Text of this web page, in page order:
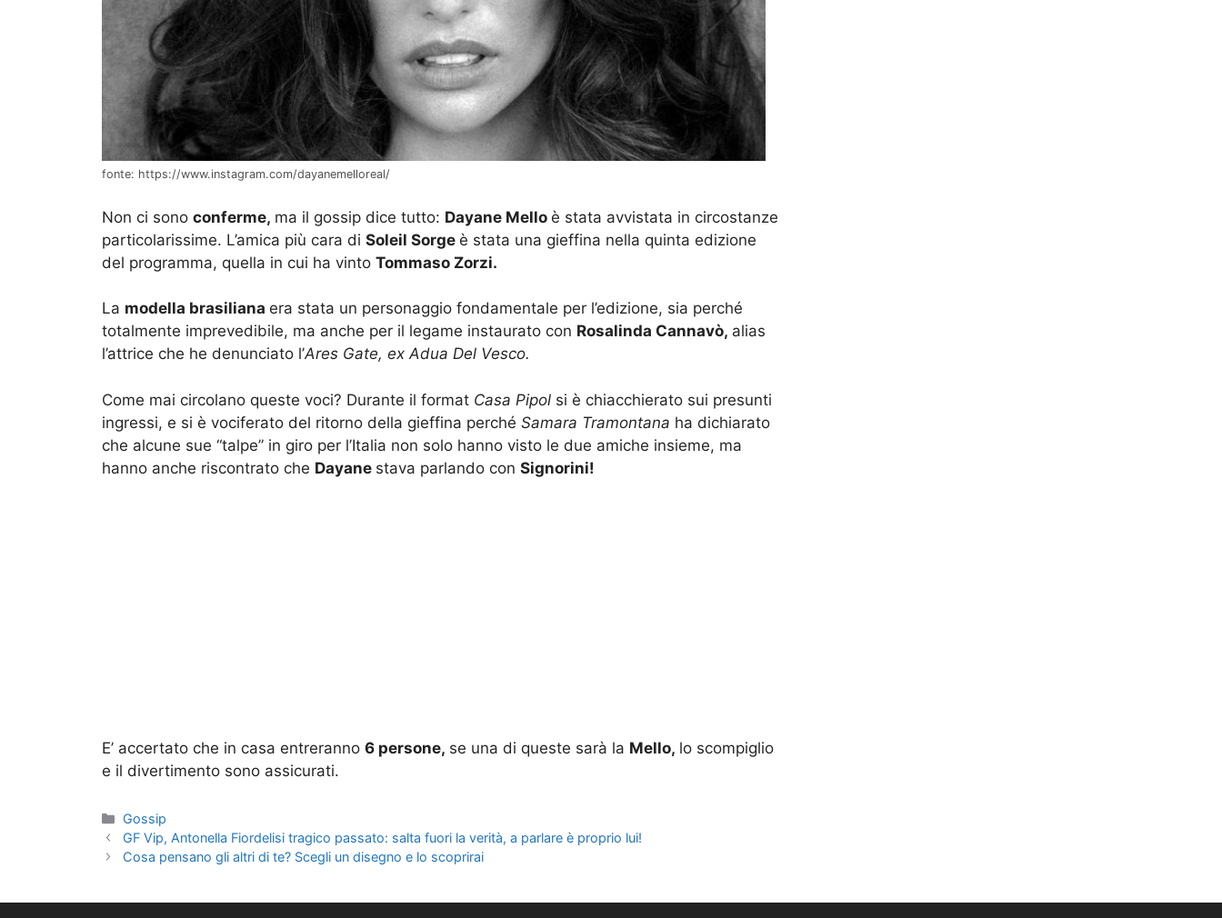
fonte: https://www.instagram.com/dayanemelloreal/
Non ci sono conferme, ma il gossip dice tutto: Dayane Mello è stata avvistata in circostanze
particolarissime. L’amica più cara di Soleil Sorge è stata una gieffina nella quinta edizione
del programma, quella in cui ha vinto Tommaso Zorzi.
La modella brasiliana era stata un personaggio fondamentale per l’edizione, sia perché
totalmente imprevedibile, ma anche per il legame instaurato con Rosalinda Cannavò, alias
l’attrice che he denunciato l’Ares Gate, ex Adua Del Vesco.
Come mai circolano queste voci? Durante il format Casa Pipol si è chiacchierato sui presunti
ingressi, e si è vociferato del ritorno della gieffina perché Samara Tramontana ha dichiarato
che alcune sue “talpe” in giro per l’Italia non solo hanno visto le due amiche insieme, ma
hanno anche riscontrato che Dayane stava parlando con Signorini!
E’ accertato che in casa entreranno 6 persone, se una di queste sarà la Mello, lo scompiglio
e il divertimento sono assicurati.
Categorie
Gossip
GF Vip, Antonella Fiordelisi tragico passato: salta fuori la verità, a parlare è proprio lui!
Cosa pensano gli altri di te? Scegli un disegno e lo scoprirai